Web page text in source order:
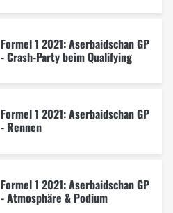
Formel 1 2021: Aserbaidschan GP
- Crash-Party beim Qualifying
Formel 1 2021: Aserbaidschan GP
- Rennen
Formel 1 2021: Aserbaidschan GP
- Atmosphäre & Podium